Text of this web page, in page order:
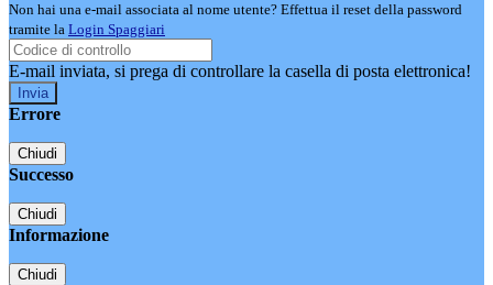
Non hai una e-mail associata al nome utente? Effettua il reset della password
tramite la Login Spaggiari
E-mail inviata, si prega di controllare la casella di posta elettronica!
Errore
Chiudi
Successo
Chiudi
Informazione
Chiudi